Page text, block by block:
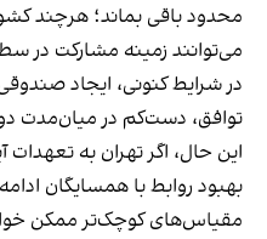
محدود باقی بماند؛ هر‌چند
می‌توانند زمینه مشارکت در
در شرایط کنونی، ایجاد
توافق، دست‌کم در میان‌مدت
این حال، اگر تهران به تعهدات
بهبود روابط با همسایگان
مقیاس‌های کوچک‌تر ممکن